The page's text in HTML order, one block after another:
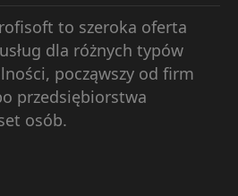
to szeroka oferta
dla różnych typów
począwszy od firm
przedsiębiorstwa
osób.